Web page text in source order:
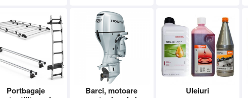
Portbagaje
Barci, motoare
Uleiuri